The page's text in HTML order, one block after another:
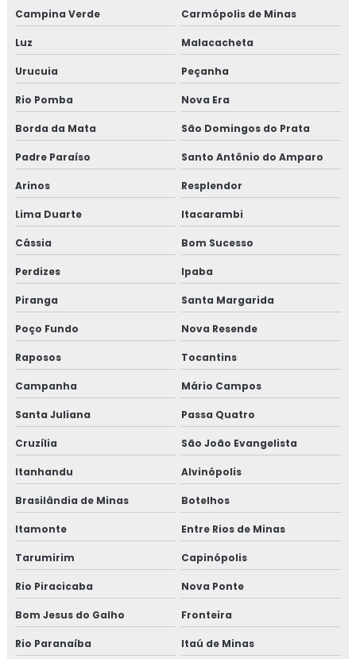
Treinamento em HACCP APPCC com foco no BRCGS
Treinamento em homologação de fornecedor
Treinamento em ifs food
Treinamento em implantação de programa 5s
Treinamento em indicadores de desempenho
Treinamento em iso 14001
Treinamento em iso 17025
Treinamento em legislação de alimentos
Treinamento em manipulação de alimentos
Treinamento em mapeamento de processos e gestão de
riscos
Treinamento em microbiologia de alimento
Treinamento em microbiologia de alimentos com base
em salmonella
Treinamento em migração da norma GMP+ 2020
Treinamento em migração para versão 6.0 da norma
FSSC 22000
Campina Verde Carmópolis de Minas
Luz Malacacheta
Urucuia Peçanha
Rio Pomba Nova Era
Borda da Mata São Domingos do Prata
Padre Paraíso Santo Antônio do Amparo
Arinos Resplendor
Lima Duarte Itacarambi
Cássia Bom Sucesso
Perdizes Ipaba
Piranga Santa Margarida
Poço Fundo Nova Resende
Raposos Tocantins
Campanha Mário Campos
Santa Juliana Passa Quatro
Cruzília São João Evangelista
Itanhandu Alvinópolis
Brasilândia de Minas Botelhos
Itamonte Entre Rios de Minas
Tarumirim Capinópolis
Rio Piracicaba Nova Ponte
Bom Jesus do Galho Fronteira
Rio Paranaíba Itaú de Minas